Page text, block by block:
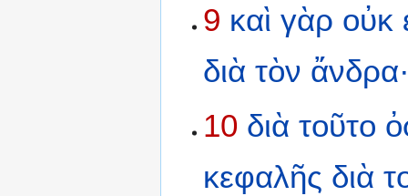
9 καὶ γὰρ οὐκ
διὰ τὸν
10 διὰ τοῦτο
κεφαλῆς διὰ